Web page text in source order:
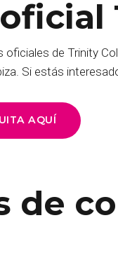
de Trinity
Si estás
AQUÍ
de